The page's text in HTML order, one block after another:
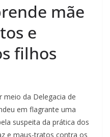
mãe
e
filhos
meio da Delegacia de
em flagrante uma
suspeita da prática dos
e maus-tratos contra os